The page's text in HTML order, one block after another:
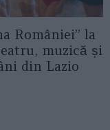
României” la
muzică și
din Lazio